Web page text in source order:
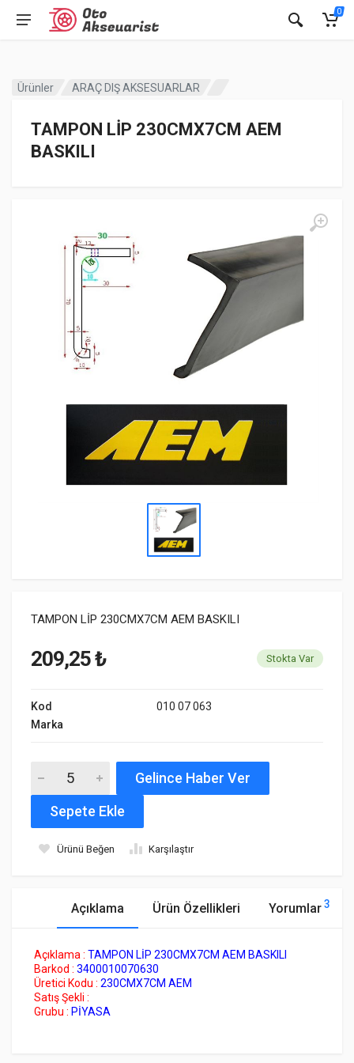
0
Ürünler ARAÇ DIŞ AKSESUARLAR
TAMPON LİP 230CMX7CM AEM
BASKILI
TAMPON LİP 230CMX7CM AEM BASKILI
209,25 ₺ Stokta Var
Kod
010 07 063
Marka
Gelince Haber Ver
Sepete Ekle
Ürünü Beğen Karşılaştır
Açıklama Ürün Özellikleri Yorumlar3
Açıklama : TAMPON LİP 230CMX7CM AEM BASKILI
Barkod : 3400010070630
Üretici Kodu : 230CMX7CM AEM
Satış Şekli :
Grubu : PİYASA